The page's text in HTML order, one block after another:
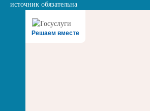
источник обязательна
Решаем вместе